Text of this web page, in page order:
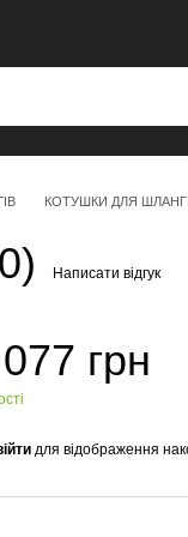
КОТУШКИ ДЛЯ
Написати відгук
грн
для відображення